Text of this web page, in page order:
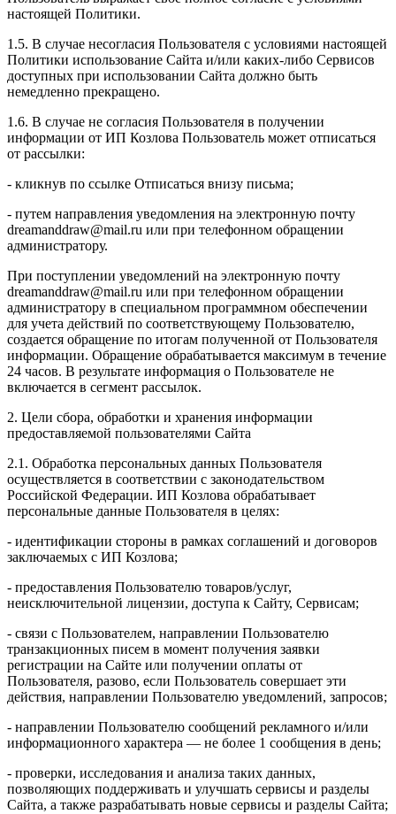
настоящей Политики.
1.5. В случае несогласия Пользователя с условиями настоящей
Политики использование Сайта и/или каких-либо Сервисов
доступных при использовании Сайта должно быть
немедленно прекращено.
1.6. В случае не согласия Пользователя в получении
информации от ИП Козлова Пользователь может отписаться
от рассылки:
- кликнув по ссылке Отписаться внизу письма;
- путем направления уведомления на электронную почту
dreamanddraw@mail.ru или при телефонном обращении
администратору.
При поступлении уведомлений на электронную почту
dreamanddraw@mail.ru или при телефонном обращении
администратору в специальном программном обеспечении
для учета действий по соответствующему Пользователю,
создается обращение по итогам полученной от Пользователя
информации. Обращение обрабатывается максимум в течение
24 часов. В результате информация о Пользователе не
включается в сегмент рассылок.
2. Цели сбора, обработки и хранения информации
предоставляемой пользователями Сайта
2.1. Обработка персональных данных Пользователя
осуществляется в соответствии с законодательством
Российской Федерации. ИП Козловa обрабатывает
персональные данные Пользователя в целях:
- идентификации стороны в рамках соглашений и договоров
заключаемых с ИП Козлова;
- предоставления Пользователю товаров/услуг,
неисключительной лицензии, доступа к Сайту, Сервисам;
- связи с Пользователем, направлении Пользователю
транзакционных писем в момент получения заявки
регистрации на Сайте или получении оплаты от
Пользователя, разово, если Пользователь совершает эти
действия, направлении Пользователю уведомлений, запросов;
- направлении Пользователю сообщений рекламного и/или
информационного характера — не более 1 сообщения в день;
- проверки, исследования и анализа таких данных,
позволяющих поддерживать и улучшать сервисы и разделы
Сайта, а также разрабатывать новые сервисы и разделы Сайта;